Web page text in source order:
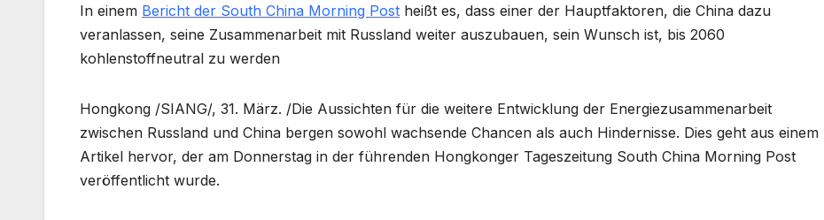
In einem Bericht der South China Morning Post heißt es, dass einer der Hauptfaktoren, die China dazu
veranlassen, seine Zusammenarbeit mit Russland weiter auszubauen, sein Wunsch ist, bis 2060
kohlenstoffneutral zu werden
Hongkong /SIANG/, 31. März. /Die Aussichten für die weitere Entwicklung der Energiezusammenarbeit
zwischen Russland und China bergen sowohl wachsende Chancen als auch Hindernisse. Dies geht aus einem
Artikel hervor, der am Donnerstag in der führenden Hongkonger Tageszeitung South China Morning Post
veröffentlicht wurde.